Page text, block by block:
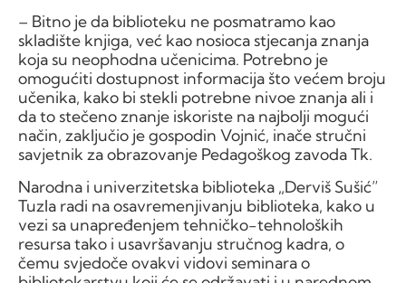
– Bitno je da biblioteku ne posmatramo kao
skladište knjiga, već kao nosioca stjecanja znanja
koja su neophodna učenicima. Potrebno je
omogućiti dostupnost informacija što većem broju
učenika, kako bi stekli potrebne nivoe znanja ali i
da to stečeno znanje iskoriste na najbolji mogući
način, zaključio je gospodin Vojnić, inače stručni
savjetnik za obrazovanje Pedagoškog zavoda Tk.
Narodna i univerzitetska biblioteka „Derviš Sušić”
Tuzla radi na osavremenjivanju biblioteka, kako u
vezi sa unapređenjem tehničko-tehnoloških
resursa tako i usavršavanju stručnog kadra, o
čemu svjedoče ovakvi vidovi seminara o